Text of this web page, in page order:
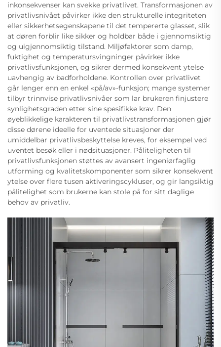
inkonsekvenser kan svekke privatlivet. Transformasjonen av
privatlivsnivået påvirker ikke den strukturelle integriteten
eller sikkerhetsegenskapene til det tempererte glasset, slik
at døren forblir like sikker og holdbar både i gjennomsiktig
og uigjennomsiktig tilstand. Miljøfaktorer som damp,
fuktighet og temperatursvingninger påvirker ikke
privatlivsfunksjonen, og sikrer dermed konsekvent ytelse
uavhengig av badforholdene. Kontrollen over privatlivet
går lenger enn en enkel «på/av»-funksjon; mange systemer
tilbyr trinnvise privatlivsnivåer som lar brukeren finjustere
synlighetsgraden etter sine spesifikke krav. Den
øyeblikkelige karakteren til privatlivstransformasjonen gjør
disse dørene ideelle for uventede situasjoner der
umiddelbar privatlivsbeskyttelse kreves, for eksempel ved
uventet besøk eller i nødsituasjoner. Påliteligheten til
privatlivsfunksjonen støttes av avansert ingeniørfaglig
utforming og kvalitetskomponenter som sikrer konsekvent
ytelse over flere tusen aktiveringscykluser, og gir langsiktig
pålitelighet som brukerne kan stole på for sitt daglige
behov av privatliv.